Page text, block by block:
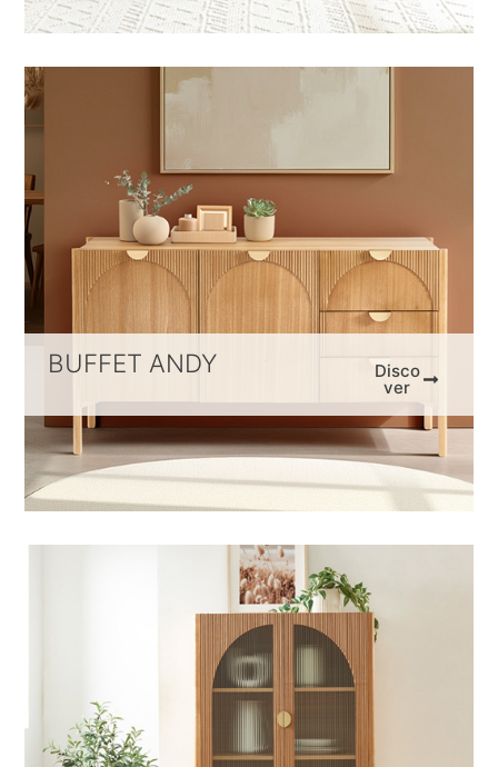
BUFFET ANDY Disco
ver